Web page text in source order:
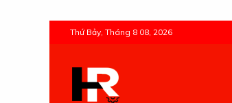
content
Thứ Bảy, Tháng 8 08, 2026